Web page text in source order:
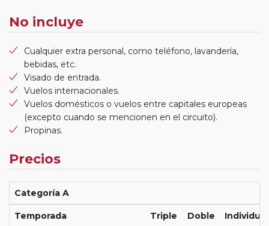
No incluye
Cualquier extra personal, como teléfono, lavandería,
bebidas, etc.
Visado de entrada.
Vuelos internacionales.
Vuelos domésticos o vuelos entre capitales europeas
(excepto cuando se mencionen en el circuito).
Propinas.
Precios
Categoría A
Temporada Triple Doble Individual